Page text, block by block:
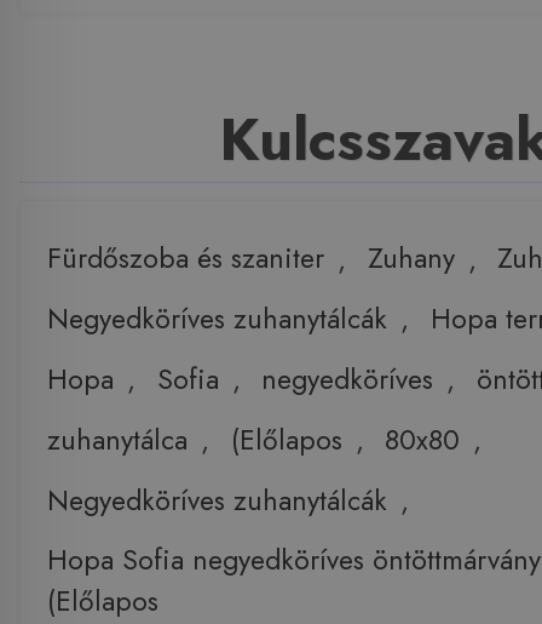
Fürdőszoba és szaniter , Zuhany ,
Negyedköríves zuhanytálcák ,
Hopa
Hopa , Sofia , negyedköríves ,
zuhanytálca , (Előlapos , 80x80 ,
Negyedköríves zuhanytálcák ,
Hopa Sofia negyedköríves
(Előlapos